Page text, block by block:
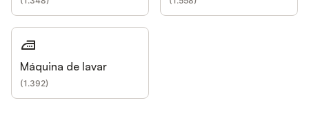
Máquina de lavar
(1.392)